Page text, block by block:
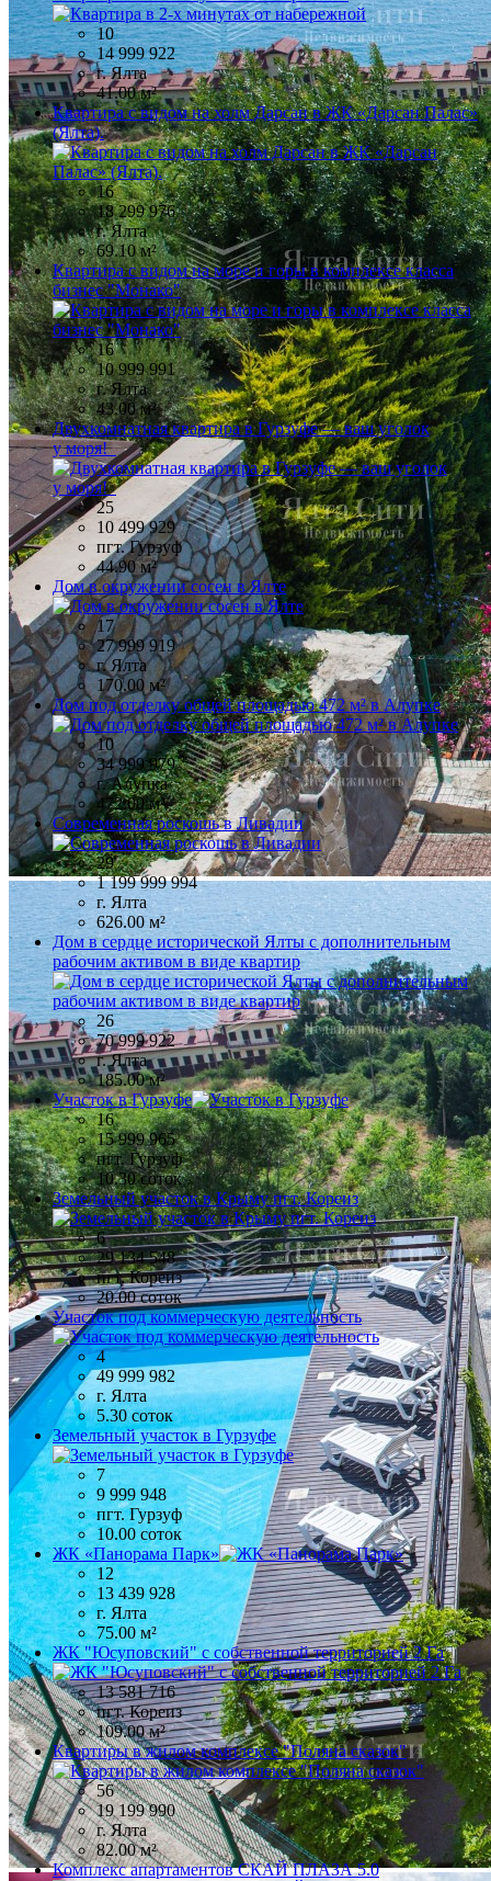
10
14 999 922
г. Ялта
41.00 м²
Квартира с видом на холм Дарсан в ЖК «Дарсан Палас»
(Ялта).
16
18 299 976
г. Ялта
69.10 м²
Квартира с видом на море и горы в комплексе класса
бизнес "Монако"
16
10 999 991
г. Ялта
43.00 м²
Двухкомнатная квартира в Гурзуфе — ваш уголок
у моря!
25
10 499 929
пгт. Гурзуф
44.90 м²
Дом в окружении сосен в Ялте
17
27 999 919
г. Ялта
170.00 м²
Дом под отделку общей площадью 472 м² в Алупке
10
34 999 979
г. Алупка
472.00 м²
Современная роскошь в Ливадии
29
1 199 999 994
г. Ялта
626.00 м²
Дом в сердце исторической Ялты с дополнительным
рабочим активом в виде квартир
26
70 999 922
г. Ялта
185.00 м²
Участок в Гурзуфе
16
15 999 965
пгт. Гурзуф
10.30 соток
Земельный участок в Крыму пгт. Кореиз
6
29 134 548
пгт. Кореиз
20.00 соток
Участок под коммерческую деятельность
4
49 999 982
г. Ялта
5.30 соток
Земельный участок в Гурзуфе
7
9 999 948
пгт. Гурзуф
10.00 соток
ЖК «Панорама Парк»
12
13 439 928
г. Ялта
75.00 м²
ЖК "Юсуповский" с собственной территорией 2 Га
13 581 716
пгт. Кореиз
109.00 м²
Квартиры в жилом комплексе "Поляна сказок"
56
19 199 990
г. Ялта
82.00 м²
Комплекс апартаментов СКАЙ ПЛАЗА 5.0